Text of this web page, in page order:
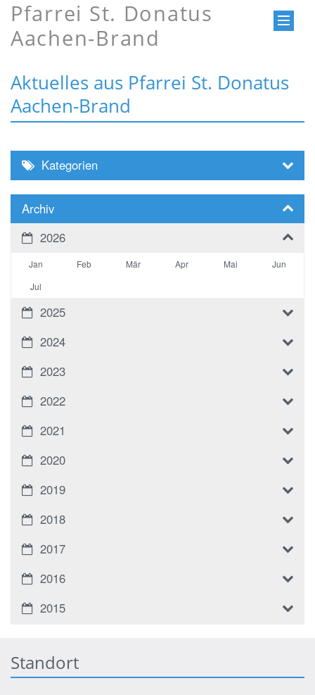
Pfarrei St. Donatus
Aachen-Brand
Aktuelles aus Pfarrei St. Donatus
Aachen-Brand
Kategorien
Archiv
2026
Jan Feb Mär Apr Mai
Jun
Jul
2025
2024
2023
2022
2021
2020
2019
2018
2017
2016
2015
Standort